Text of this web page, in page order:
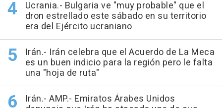
Ucrania.- Bulgaria ve "muy probable" que el
dron estrellado este sábado en su territorio
era del Ejército ucraniano
Irán.- Irán celebra que el Acuerdo de La Meca
es un buen indicio para la región pero le falta
una "hoja de ruta"
Irán.- AMP.- Emiratos Árabes Unidos